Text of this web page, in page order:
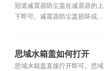
冠道减震器防尘盖在减震器的
下即可。减震器防尘盖损坏或...
思域水箱盖如何打开
思域水箱盖直接拧开即可。思